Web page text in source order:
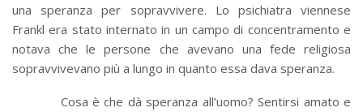
una speranza per sopravvivere. Lo psichiatra viennese
Frankl era stato internato in un campo di concentramento e
notava che le persone che avevano una fede religiosa
sopravvivevano più a lungo in quanto essa dava speranza.
Cosa è che dà speranza all’uomo? Sentirsi amato e